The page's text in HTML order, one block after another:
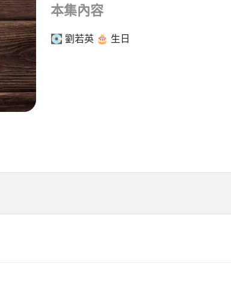
本集內容
💽 劉若英 🎂 生日